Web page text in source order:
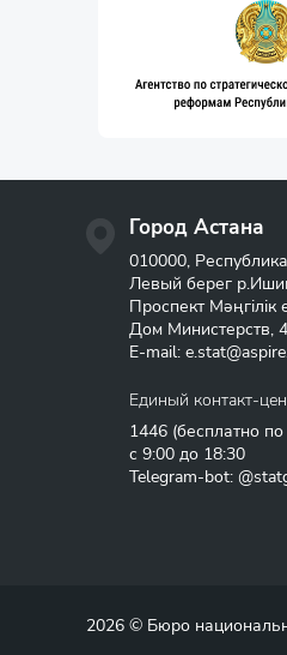
Город Астана
010000,
Левый берег
Проспект Мәңгілік
Дом Министерств,
E-mail:
Единый контакт-
1446 (бесплатно
с 9:00 до 18:30
Telegram-bot:
2026 © Бюро